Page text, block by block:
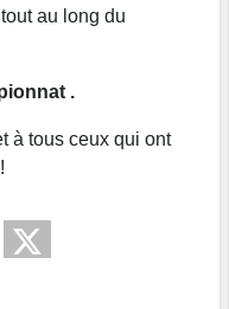
au long du
.
à tous ceux qui ont